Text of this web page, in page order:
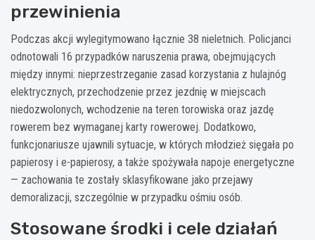
przewinienia
Podczas akcji wylegitymowano łącznie 38 nieletnich. Policjanci
odnotowali 16 przypadków naruszenia prawa, obejmujących
między innymi: nieprzestrzeganie zasad korzystania z hulajnóg
elektrycznych, przechodzenie przez jezdnię w miejscach
niedozwolonych, wchodzenie na teren torowiska oraz jazdę
rowerem bez wymaganej karty rowerowej. Dodatkowo,
funkcjonariusze ujawnili sytuacje, w których młodzież sięgała po
papierosy i e-papierosy, a także spożywała napoje energetyczne
— zachowania te zostały sklasyfikowane jako przejawy
demoralizacji, szczególnie w przypadku ośmiu osób.
Stosowane środki i cele działań